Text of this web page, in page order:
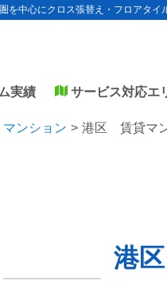
中心にクロス張替え・フロアタイ
実績 サービス対応エ
マンション 港区 賃貸マ
港